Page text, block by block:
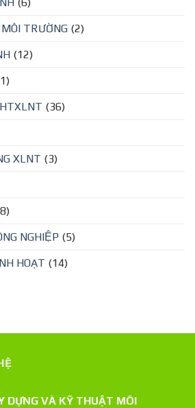
TRƯỜNG (2)
(12)
(36)
XLNT (3)
NGHIỆP (5)
HOẠT (14)
DỰNG VÀ KỸ THUẬT MÔI